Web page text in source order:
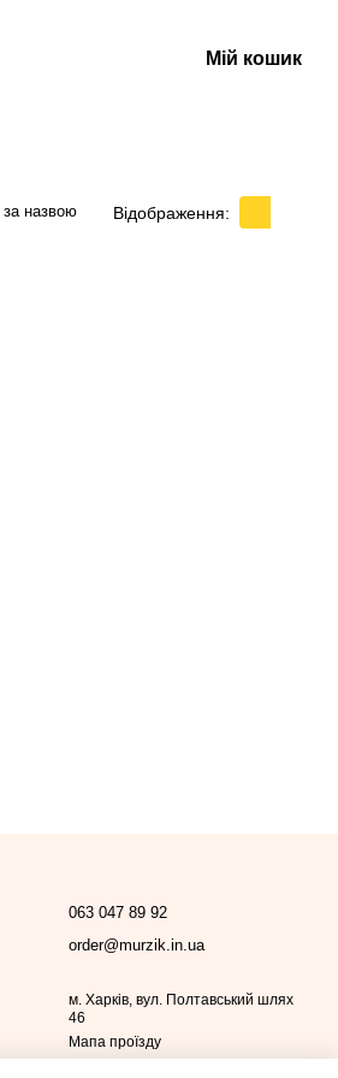
Мій кошик
за назвою Відображення:
063 047 89 92
order@murzik.in.ua
м. Харків, вул. Полтавський шлях
46
Мапа проїзду